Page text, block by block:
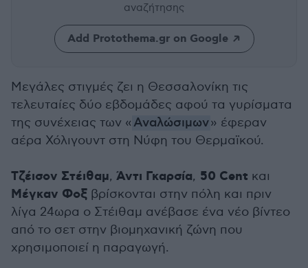
αναζήτησης
Add Protothema.gr on Google
Μεγάλες στιγμές ζει η Θεσσαλονίκη τις
τελευταίες δύο εβδομάδες αφού τα γυρίσματα
της συνέχειας των «Αναλώσιμων» έφεραν
αέρα Χόλιγουντ στη Νύφη του Θερμαϊκού.
Τζέισον Στέιθαμ, Άντι Γκαρσία, 50 Cent και
Μέγκαν Φοξ βρίσκονται στην πόλη και πριν
λίγα 24ωρα ο Στέιθαμ ανέβασε ένα νέο βίντεο
από το σετ στην βιομηχανική ζώνη που
χρησιμοποιεί η παραγωγή.